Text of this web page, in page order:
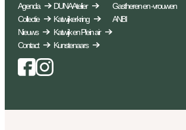
Agenda
Collectie
Nieuws
Contact
Facebook Instagram
DUNA Atelier
Katwijkerkring
Katwijk en Plein air
Kunstenaars
Gastheren en -vrouwen
ANBI